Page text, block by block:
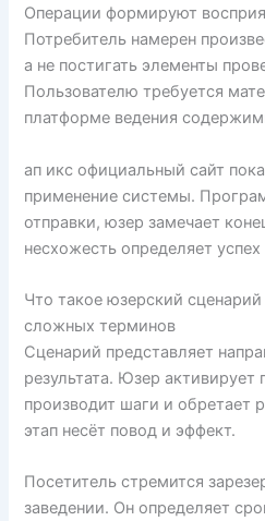
Операции формируют
Потребитель намерен
а не постигать элементы
Пользователю требуется
платформе ведения
ап икс официальный сайт
применение системы.
отправки, юзер замечает
несхожесть определяет успех
Что такое юзерский
сложных терминов
Сценарий представляет
результата. Юзер
производит шаги и обретает
этап несёт повод и эффект.
Посетитель стремится
заведении. Он определяет